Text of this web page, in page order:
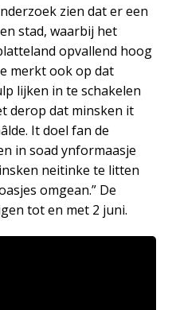
zien dat er een
stad, waarbij het
opvallend hoog
merkt ook op dat
lijken in te schakelen
derop dat minsken it
It doel fan de
in soad ynformaasje
neitinke te litten
omgean.” De
tot en met 2 juni.